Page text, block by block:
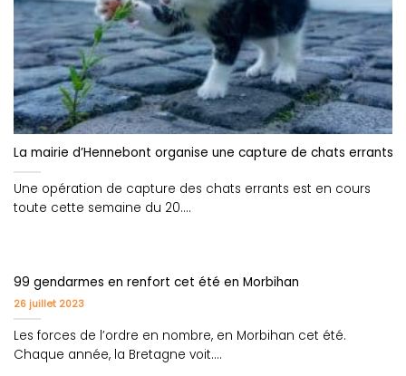
La mairie d’Hennebont organise une capture de chats errants
Une opération de capture des chats errants est en cours
toute cette semaine du 20....
99 gendarmes en renfort cet été en Morbihan
26 juillet 2023
Les forces de l’ordre en nombre, en Morbihan cet été.
Chaque année, la Bretagne voit....